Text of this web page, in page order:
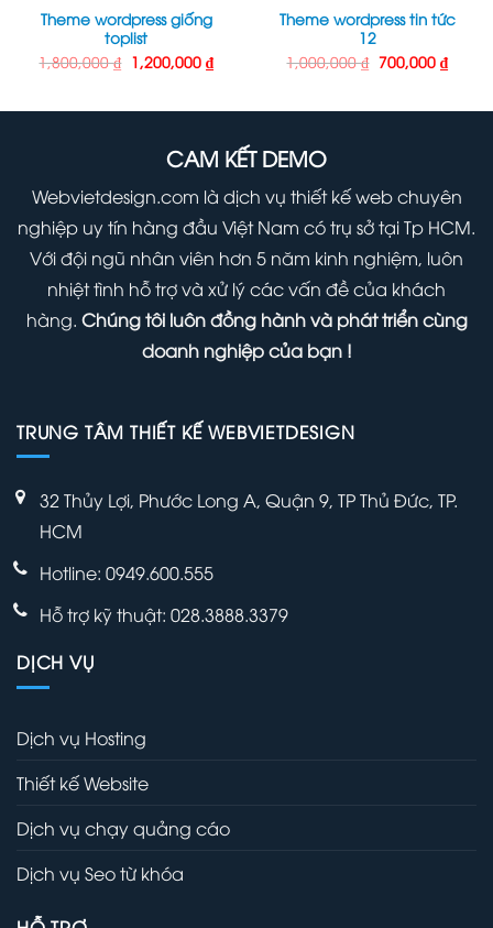
Theme wordpress giống
toplist
1,800,000₫ Giá
gốc
1,200,000 ₫Giá
hiện
1,200,000 ₫.
Theme wordpress tin tức
12
1,000,000₫ Giá
gốc
700,000 ₫Giá
hiện
₫.
CAM KẾT DEMO
Webvietdesign.com là dịch vụ thiết kế web chuyên
nghiệp uy tín hàng đầu Việt Nam có trụ sở tại Tp HCM.
Với đội ngũ nhân viên hơn 5 năm kinh nghiệm, luôn
nhiệt tình hỗ trợ và xử lý các vấn đề của khách
hàng. Chúng tôi luôn đồng hành và phát triển cùng
doanh nghiệp của bạn !
TRUNG TÂM THIẾT KẾ WEBVIETDESIGN
32 Thủy Lợi, Phước Long A, Quận 9, TP Thủ Đức, TP.
HCM
Hotline: 0949.600.555
Hỗ trợ kỹ thuật: 028.3888.3379
DỊCH VỤ
Dịch vụ Hosting
Thiết kế Website
Dịch vụ chạy quảng cáo
Dịch vụ Seo từ khóa